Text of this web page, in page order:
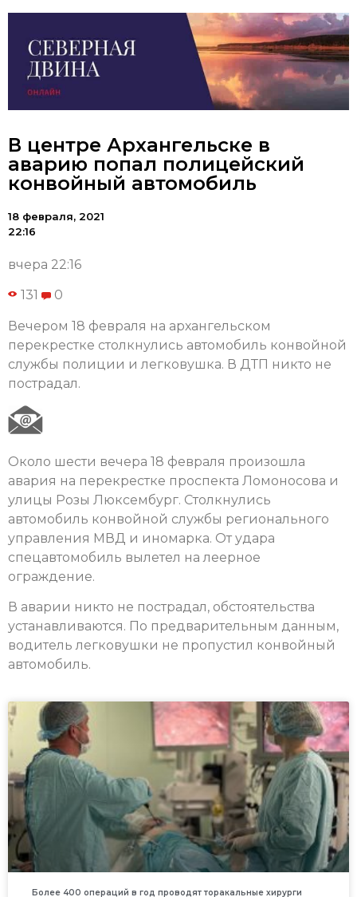
В центре Архангельске в
аварию попал полицейский
конвойный автомобиль
18 февраля, 2021
22:16
вчера 22:16
131 0
Вечером 18 февраля на архангельском
перекрестке столкнулись автомобиль конвойной
службы полиции и легковушка. В ДТП никто не
пострадал.
Около шести вечера 18 февраля произошла
авария на перекрестке проспекта Ломоносова и
улицы Розы Люксембург. Столкнулись
автомобиль конвойной службы регионального
управления МВД и иномарка. От удара
спецавтомобиль вылетел на леерное
ограждение.
В аварии никто не пострадал, обстоятельства
устанавливаются. По предварительным данным,
водитель легковушки не пропустил конвойный
автомобиль.
Более 400 операций в год проводят торакальные хирурги